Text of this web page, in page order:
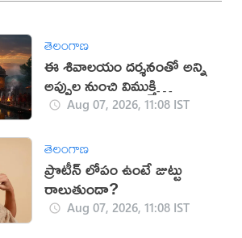
తెలంగాణ
ఈ శివాలయం దర్శనంతో అన్ని
అప్పుల నుంచి విముక్తి
లభిస్తుందట!
Aug 07, 2026, 11:08 IST
తెలంగాణ
ప్రొటీన్ లోపం ఉంటే జుట్టు
రాలుతుందా?
Aug 07, 2026, 11:08 IST